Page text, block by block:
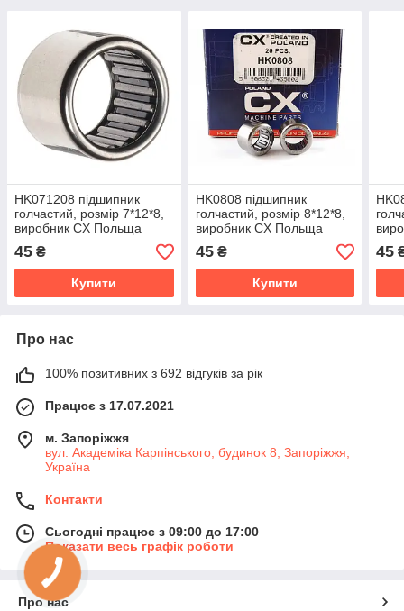
HK071208 підшипник
голчастий, розмір 7*12*8,
виробник CX Польща
45 ₴
Купити
HK0808 підшипник
голчастий, розмір 8*12*8,
виробник CX Польща
45₴
Купити
45
Про нас
100% позитивних з 692 відгуків за рік
Працює з 17.07.2021
м. Запоріжжя
вул. Академіка Карпінського, будинок 8, Запоріжжя,
Україна
Контакти
Сьогодні працює з 09:00 до 17:00
Показати весь графік роботи
Про нас